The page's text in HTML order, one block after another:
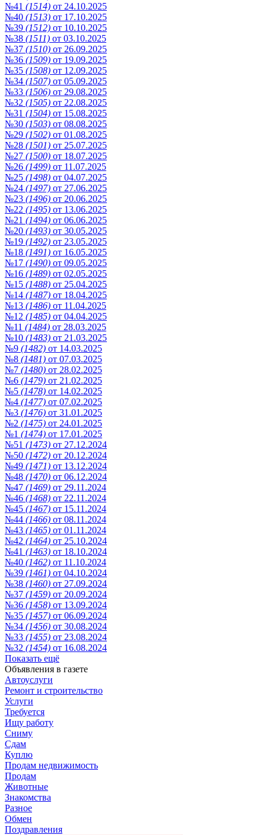
№41 (1514) от 24.10.2025
№40 (1513) от 17.10.2025
№39 (1512) от 10.10.2025
№38 (1511) от 03.10.2025
№37 (1510) от 26.09.2025
№36 (1509) от 19.09.2025
№35 (1508) от 12.09.2025
№34 (1507) от 05.09.2025
№33 (1506) от 29.08.2025
№32 (1505) от 22.08.2025
№31 (1504) от 15.08.2025
№30 (1503) от 08.08.2025
№29 (1502) от 01.08.2025
№28 (1501) от 25.07.2025
№27 (1500) от 18.07.2025
№26 (1499) от 11.07.2025
№25 (1498) от 04.07.2025
№24 (1497) от 27.06.2025
№23 (1496) от 20.06.2025
№22 (1495) от 13.06.2025
№21 (1494) от 06.06.2025
№20 (1493) от 30.05.2025
№19 (1492) от 23.05.2025
№18 (1491) от 16.05.2025
№17 (1490) от 09.05.2025
№16 (1489) от 02.05.2025
№15 (1488) от 25.04.2025
№14 (1487) от 18.04.2025
№13 (1486) от 11.04.2025
№12 (1485) от 04.04.2025
№11 (1484) от 28.03.2025
№10 (1483) от 21.03.2025
№9 (1482) от 14.03.2025
№8 (1481) от 07.03.2025
№7 (1480) от 28.02.2025
№6 (1479) от 21.02.2025
№5 (1478) от 14.02.2025
№4 (1477) от 07.02.2025
№3 (1476) от 31.01.2025
№2 (1475) от 24.01.2025
№1 (1474) от 17.01.2025
№51 (1473) от 27.12.2024
№50 (1472) от 20.12.2024
№49 (1471) от 13.12.2024
№48 (1470) от 06.12.2024
№47 (1469) от 29.11.2024
№46 (1468) от 22.11.2024
№45 (1467) от 15.11.2024
№44 (1466) от 08.11.2024
№43 (1465) от 01.11.2024
№42 (1464) от 25.10.2024
№41 (1463) от 18.10.2024
№40 (1462) от 11.10.2024
№39 (1461) от 04.10.2024
№38 (1460) от 27.09.2024
№37 (1459) от 20.09.2024
№36 (1458) от 13.09.2024
№35 (1457) от 06.09.2024
№34 (1456) от 30.08.2024
№33 (1455) от 23.08.2024
№32 (1454) от 16.08.2024
Показать ещё
Объявления в газете
Автоуслуги
Ремонт и строительство
Услуги
Требуется
Ищу работу
Сниму
Сдам
Куплю
Продам недвижимость
Продам
Животные
Знакомства
Разное
Обмен
Поздравления